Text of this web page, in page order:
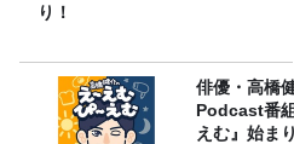
り！
俳優・高橋
Podcast番
えむ』始ま